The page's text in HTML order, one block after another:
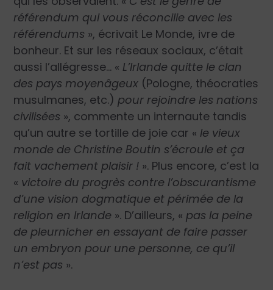
référendum qui vous réconcilie avec les
référendums », écrivait Le Monde, ivre de
bonheur. Et sur les réseaux sociaux, c’était
aussi l’allégresse… « L’Irlande quitte le clan
des pays moyenâgeux (Pologne, théocraties
musulmanes, etc.) pour rejoindre les nations
civilisées », commente un internaute tandis
qu’un autre se tortille de joie car « le vieux
monde de Christine Boutin s’écroule et ça
fait vachement plaisir ! ». Plus encore, c’est la
« victoire du progrès contre l’obscurantisme
d’une vision dogmatique et périmée de la
religion en Irlande ». D’ailleurs, « pas la peine
de pleurnicher en essayant de faire passer
un embryon pour une personne, ce qu’il
n’est pas ».